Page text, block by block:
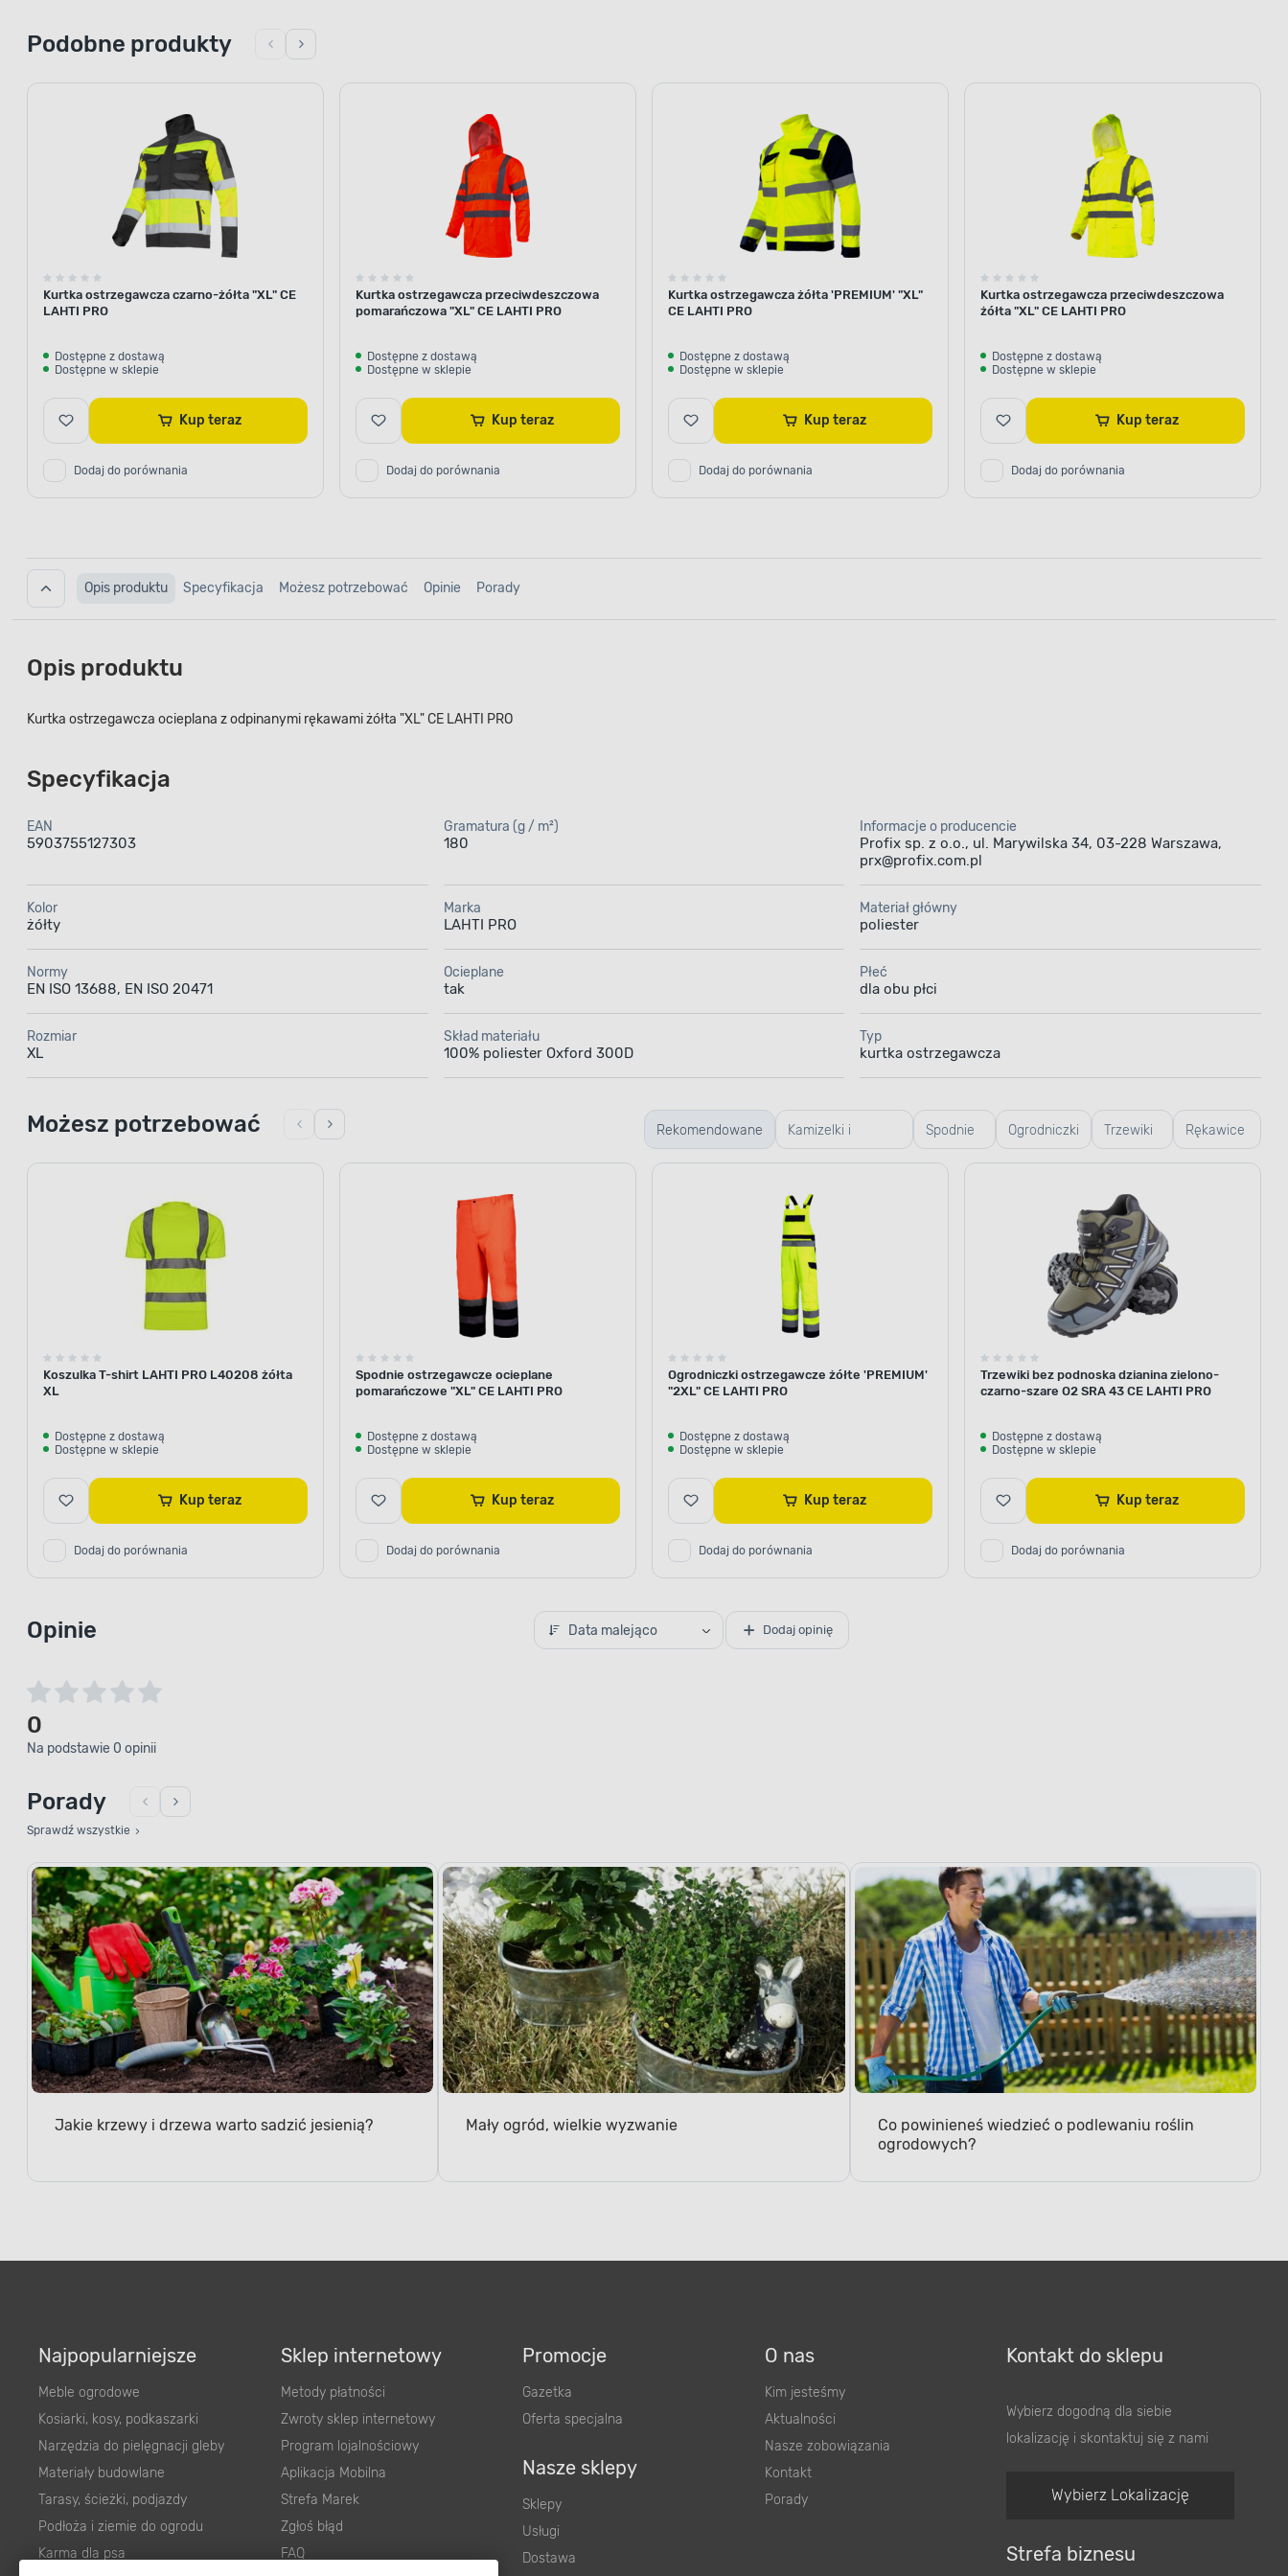
Podobne produkty
Kurtka ostrzegawcza czarno-żółta "XL" CE
LAHTI PRO
Dostępne z dostawą
Dostępne w sklepie
Kup teraz
Dodaj do porównania
Kurtka ostrzegawcza przeciwdeszczowa
pomarańczowa "XL" CE LAHTI PRO
Dostępne z dostawą
Dostępne w sklepie
Kup teraz
Dodaj do porównania
Kurtka ostrzegawcza żółta 'PREMIUM' "XL"
CE LAHTI PRO
Dostępne z dostawą
Dostępne w sklepie
Kup teraz
Dodaj do porównania
Kurtka ostrzegawcza przeciwdeszczowa
żółta "XL" CE LAHTI PRO
Dostępne z dostawą
Dostępne w sklepie
Kup teraz
Dodaj do porównania
Opis produktu Specyfikacja Możesz potrzebować Opinie Porady
Opis produktu
Kurtka ostrzegawcza ocieplana z odpinanymi rękawami żółta "XL" CE LAHTI PRO
Specyfikacja
EAN
5903755127303
Gramatura (g / m²)
180
Informacje o producencie
Profix sp. z o.o., ul. Marywilska 34, 03-228 Warszawa,
prx@profix.com.pl
Kolor
żółty
Marka
LAHTI PRO
Materiał główny
poliester
Normy
EN ISO 13688, EN ISO 20471
Ocieplane
tak
Płeć
dla obu płci
Rozmiar
XL
Skład materiału
100% poliester Oxford 300D
Typ
kurtka ostrzegawcza
Rekomendowane Kamizelki i
odblaskowe
Spodnie
robocze
Ogrodniczki Trzewiki Rękawice
Możesz potrzebować
Koszulka T-shirt LAHTI PRO L40208 żółta
XL
Dostępne z dostawą
Dostępne w sklepie
Kup teraz
Dodaj do porównania
Spodnie ostrzegawcze ocieplane
pomarańczowe "XL" CE LAHTI PRO
Dostępne z dostawą
Dostępne w sklepie
Kup teraz
Dodaj do porównania
Ogrodniczki ostrzegawcze żółte 'PREMIUM'
"2XL" CE LAHTI PRO
Dostępne z dostawą
Dostępne w sklepie
Kup teraz
Dodaj do porównania
Trzewiki bez podnoska dzianina zielono-
czarno-szare O2 SRA 43 CE LAHTI PRO
Dostępne z dostawą
Dostępne w sklepie
Kup teraz
Dodaj do porównania
Opinie Data malejąco Dodaj opinię
0
Na podstawie 0 opinii
Porady
Sprawdź wszystkie
Jakie krzewy i drzewa warto sadzić jesienią? Mały ogród, wielkie wyzwanie
Co powinieneś wiedzieć o podlewaniu roślin
ogrodowych?
Najpopularniejsze
Meble ogrodowe
Kosiarki, kosy, podkaszarki
Narzędzia do pielęgnacji gleby
Materiały budowlane
Tarasy, ścieżki, podjazdy
Podłoża i ziemie do ogrodu
Karma dla psa
Sklep internetowy
Metody płatności
Zwroty sklep internetowy
Program lojalnościowy
Aplikacja Mobilna
Strefa Marek
Zgłoś błąd
FAQ
Promocje
Gazetka
Oferta specjalna
Nasze sklepy
Sklepy
Usługi
Dostawa
O nas
Kim jesteśmy
Aktualności
Nasze zobowiązania
Kontakt
Porady
Kontakt do sklepu
Wybierz dogodną dla siebie
lokalizację i skontaktuj się z nami
Wybierz Lokalizację
Strefa biznesu